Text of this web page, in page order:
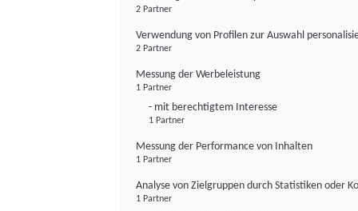
2 Partner
Verwendung von Profilen zur Auswahl
2 Partner
Messung der Werbeleistung
1 Partner
- mit berechtigtem Interesse
1 Partner
Messung der Performance von Inhalten
1 Partner
Analyse von Zielgruppen durch Statistiken oder
1 Partner